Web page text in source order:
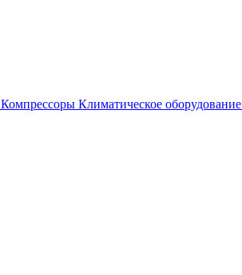
Компрессоры Климатическое оборудование